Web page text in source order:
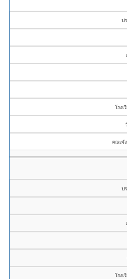
ป
โรงเ
คณะจั
ป
โรงเ